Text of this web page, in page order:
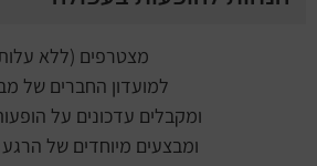
מצטרפים (ללא
למועדון החברים של
ומקבלים עדכונים על
ומבצעים מיוחדים של